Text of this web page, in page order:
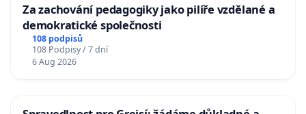
Za zachování pedagogiky jako pilíře vzdělané a
demokratické společnosti
108 podpisů
108 Podpisy / 7 dní
6 Aug 2026